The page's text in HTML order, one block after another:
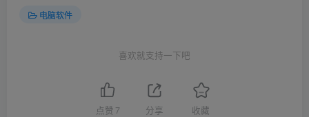
电脑软件
喜欢就支持一下吧
点赞 7 分享 收藏